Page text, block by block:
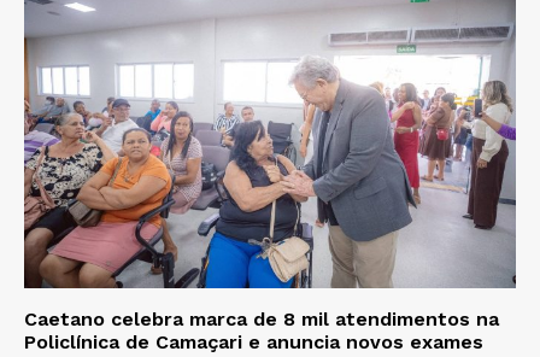
Caetano celebra marca de 8 mil atendimentos na
Policlínica de Camaçari e anuncia novos exames